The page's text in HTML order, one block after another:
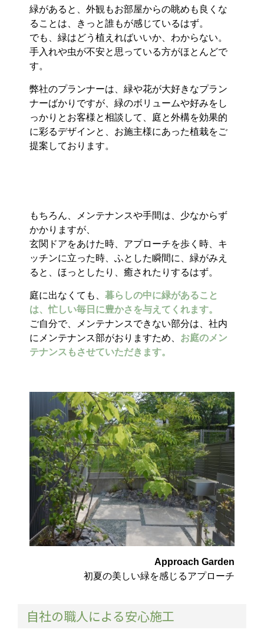
緑があると、外観もお部屋からの眺めも良くな
ることは、きっと誰もが感じているはず。
でも、緑はどう植えればいいか、わからない。
手入れや虫が不安と思っている方がほとんどで
す。
弊社のプランナーは、緑や花が大好きなプラン
ナーばかりですが、緑のボリュームや好みをし
っかりとお客様と相談して、庭と外構を効果的
に彩るデザインと、お施主様にあった植栽をご
提案しております。
もちろん、メンテナンスや手間は、少なからず
かかりますが、
玄関ドアをあけた時、アプローチを歩く時、キ
ッチンに立った時、ふとした瞬間に、緑がみえ
ると、ほっとしたり、癒されたりするはず。
庭に出なくても、 暮らしの中に緑があること
は、忙しい毎日に豊かさを与えてくれます。
ご自分で、メンテナンスできない部分は、社内
にメンテナンス部がおりますため、 お庭のメン
テナンスもさせていただきます。
Approach Garden
初夏の美しい緑を感じるアプローチ
自社の職人による安心施工